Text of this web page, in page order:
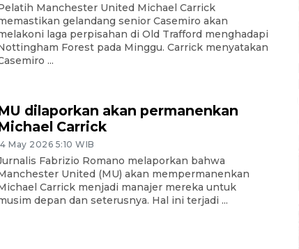
Manchester United Michael Carrick
gelandang senior Casemiro akan
laga perpisahan di Old Trafford menghadapi
Forest pada Minggu. Carrick menyatakan
...
dilaporkan akan permanenkan
Carrick
May 2026 5:10 WIB
Fabrizio Romano melaporkan bahwa
United (MU) akan mempermanenkan
Carrick menjadi manajer mereka untuk
depan dan seterusnya. Hal ini terjadi ...